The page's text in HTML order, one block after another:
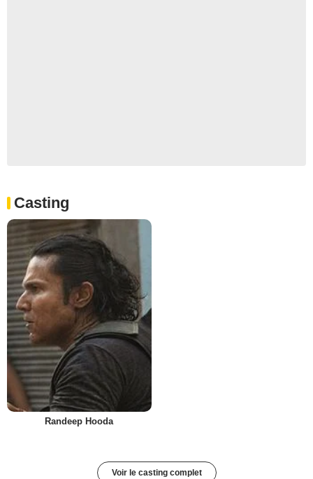
Casting
Randeep Hooda
Voir le casting complet